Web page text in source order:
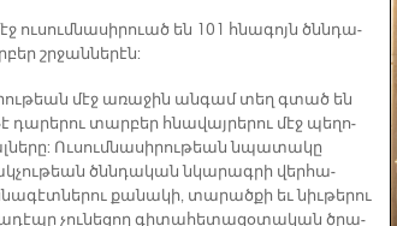
ու­սում­նա­սի­րո­ւած են 101 հնա­գոյն ծննդա­
շրջան­նե­րէն:
մէջ ա­ռա­ջին ան­գամ տեղ գտած են
դա­րե­րու տար­բեր հնա­վայ­րե­րու մէջ պե­ղո­
Ու­սում­նա­սի­րու­թեան նպա­տա­կը
ծննդա­կան նկա­րագ­րի վեր­հա­
քա­նա­կի, տա­րած­քի եւ նիւ­թե­րու
չու­նե­ցող գի­տա­հե­տա­զօ­տա­կան ծրա­